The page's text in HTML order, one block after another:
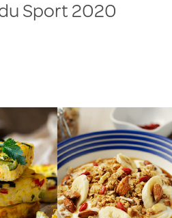
Sport 2020